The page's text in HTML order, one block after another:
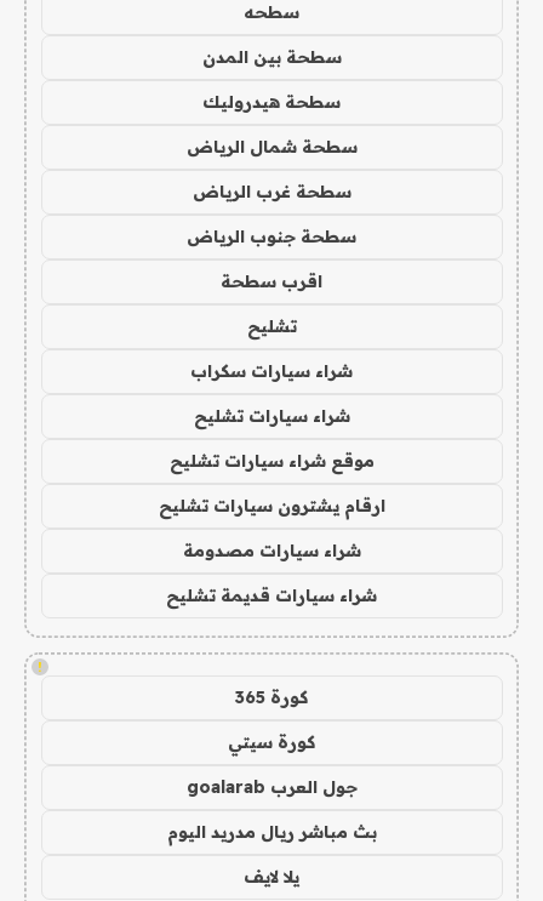
سطحه
سطحة بين المدن
سطحة هيدروليك
سطحة شمال الرياض
سطحة غرب الرياض
سطحة جنوب الرياض
اقرب سطحة
تشليح
شراء سيارات سكراب
شراء سيارات تشليح
موقع شراء سيارات تشليح
ارقام يشترون سيارات تشليح
شراء سيارات مصدومة
شراء سيارات قديمة تشليح
!
كورة 365
كورة سيتي
جول العرب goalarab
بث مباشر ريال مدريد اليوم
يلا لايف